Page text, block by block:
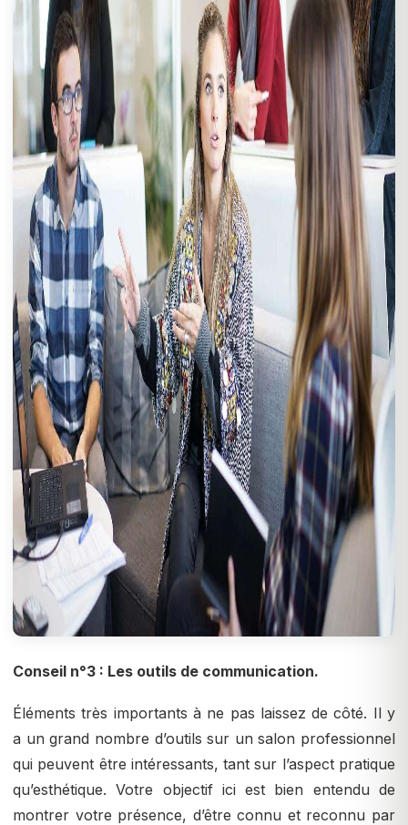
Conseil n°3 : Les outils de communication.
Éléments très importants à ne pas laissez de côté. Il y
a un grand nombre d’outils sur un salon professionnel
qui peuvent être intéressants, tant sur l’aspect pratique
qu’esthétique. Votre objectif ici est bien entendu de
montrer votre présence, d’être connu et reconnu par